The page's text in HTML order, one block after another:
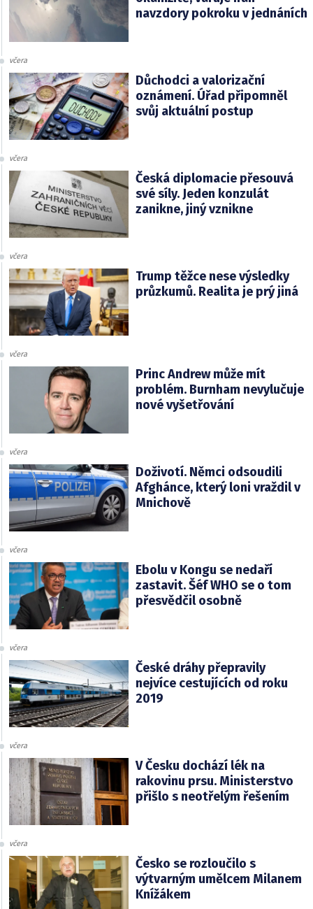
navzdory pokroku v jednáních
včera
Důchodci a valorizační
oznámení. Úřad připomněl
svůj aktuální postup
včera
Česká diplomacie přesouvá
své síly. Jeden konzulát
zanikne, jiný vznikne
včera
Trump těžce nese výsledky
průzkumů. Realita je prý jiná
včera
Princ Andrew může mít
problém. Burnham nevylučuje
nové vyšetřování
včera
Doživotí. Němci odsoudili
Afghánce, který loni vraždil v
Mnichově
včera
Ebolu v Kongu se nedaří
zastavit. Šéf WHO se o tom
přesvědčil osobně
včera
České dráhy přepravily
nejvíce cestujících od roku
2019
včera
V Česku dochází lék na
rakovinu prsu. Ministerstvo
přišlo s neotřelým řešením
včera
Česko se rozloučilo s
výtvarným umělcem Milanem
Knížákem